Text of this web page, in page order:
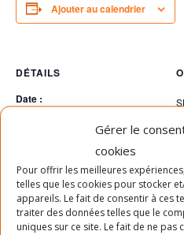
Gérer le
cookies
Pour offrir les meilleures
telles que les cookies pour stocker
appareils. Le fait de consentir à ces
traiter des données telles que le
uniques sur ce site. Le fait de ne
Ajouter au calendrier
DÉTAILS
Date :
15h30 - 17h00
Prix :
Gratuit